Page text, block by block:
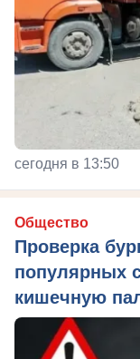
сегодня в 13:50
Общество
Проверка
популярных
кишечную